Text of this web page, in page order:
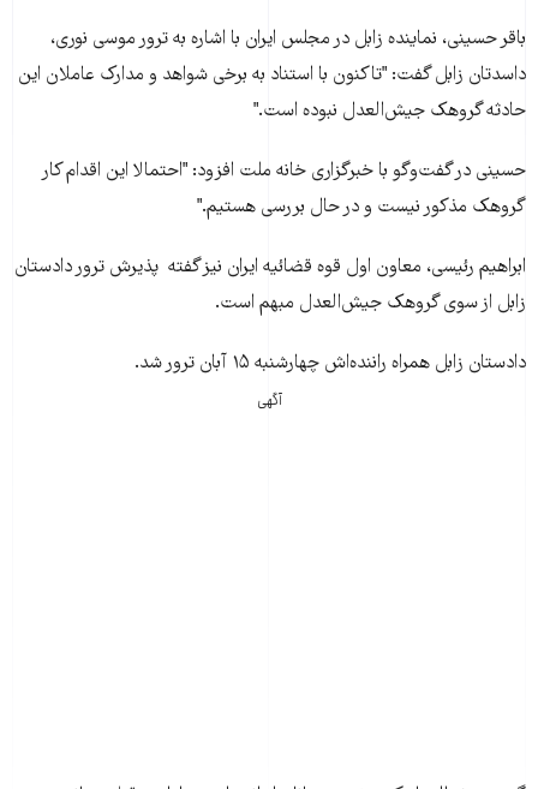
باقر حسينی، نماينده زابل در مجلس ايران با اشاره به ترور موسی نوری،
داسدتان زابل گفت: "تاکنون با استناد به برخی شواهد و مدارک عاملان اين
حادثه گروهک جيش‌العدل نبوده است."
حسینی در گفت‌وگو با خبرگزاری خانه ملت افزود: "احتمالا اين اقدام کار
گروهک مذکور نيست و در حال بررسی هستيم."
ابراهيم رئيسی، معاون اول قوه قضائيه ايران نيز گفته پذيرش ترور دادستان
زابل از سوی گروهک جيش‌العدل مبهم است.
دادستان زابل همراه راننده‌اش چهارشنبه ۱۵ آبان ترور شد.
آگهی